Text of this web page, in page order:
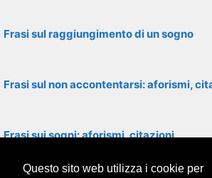
Frasi sul raggiungimento di un sogno
Frasi sul non accontentarsi: aforismi,
Frasi sui sogni: aforismi, citazioni
Questo sito web utilizza i cookie per